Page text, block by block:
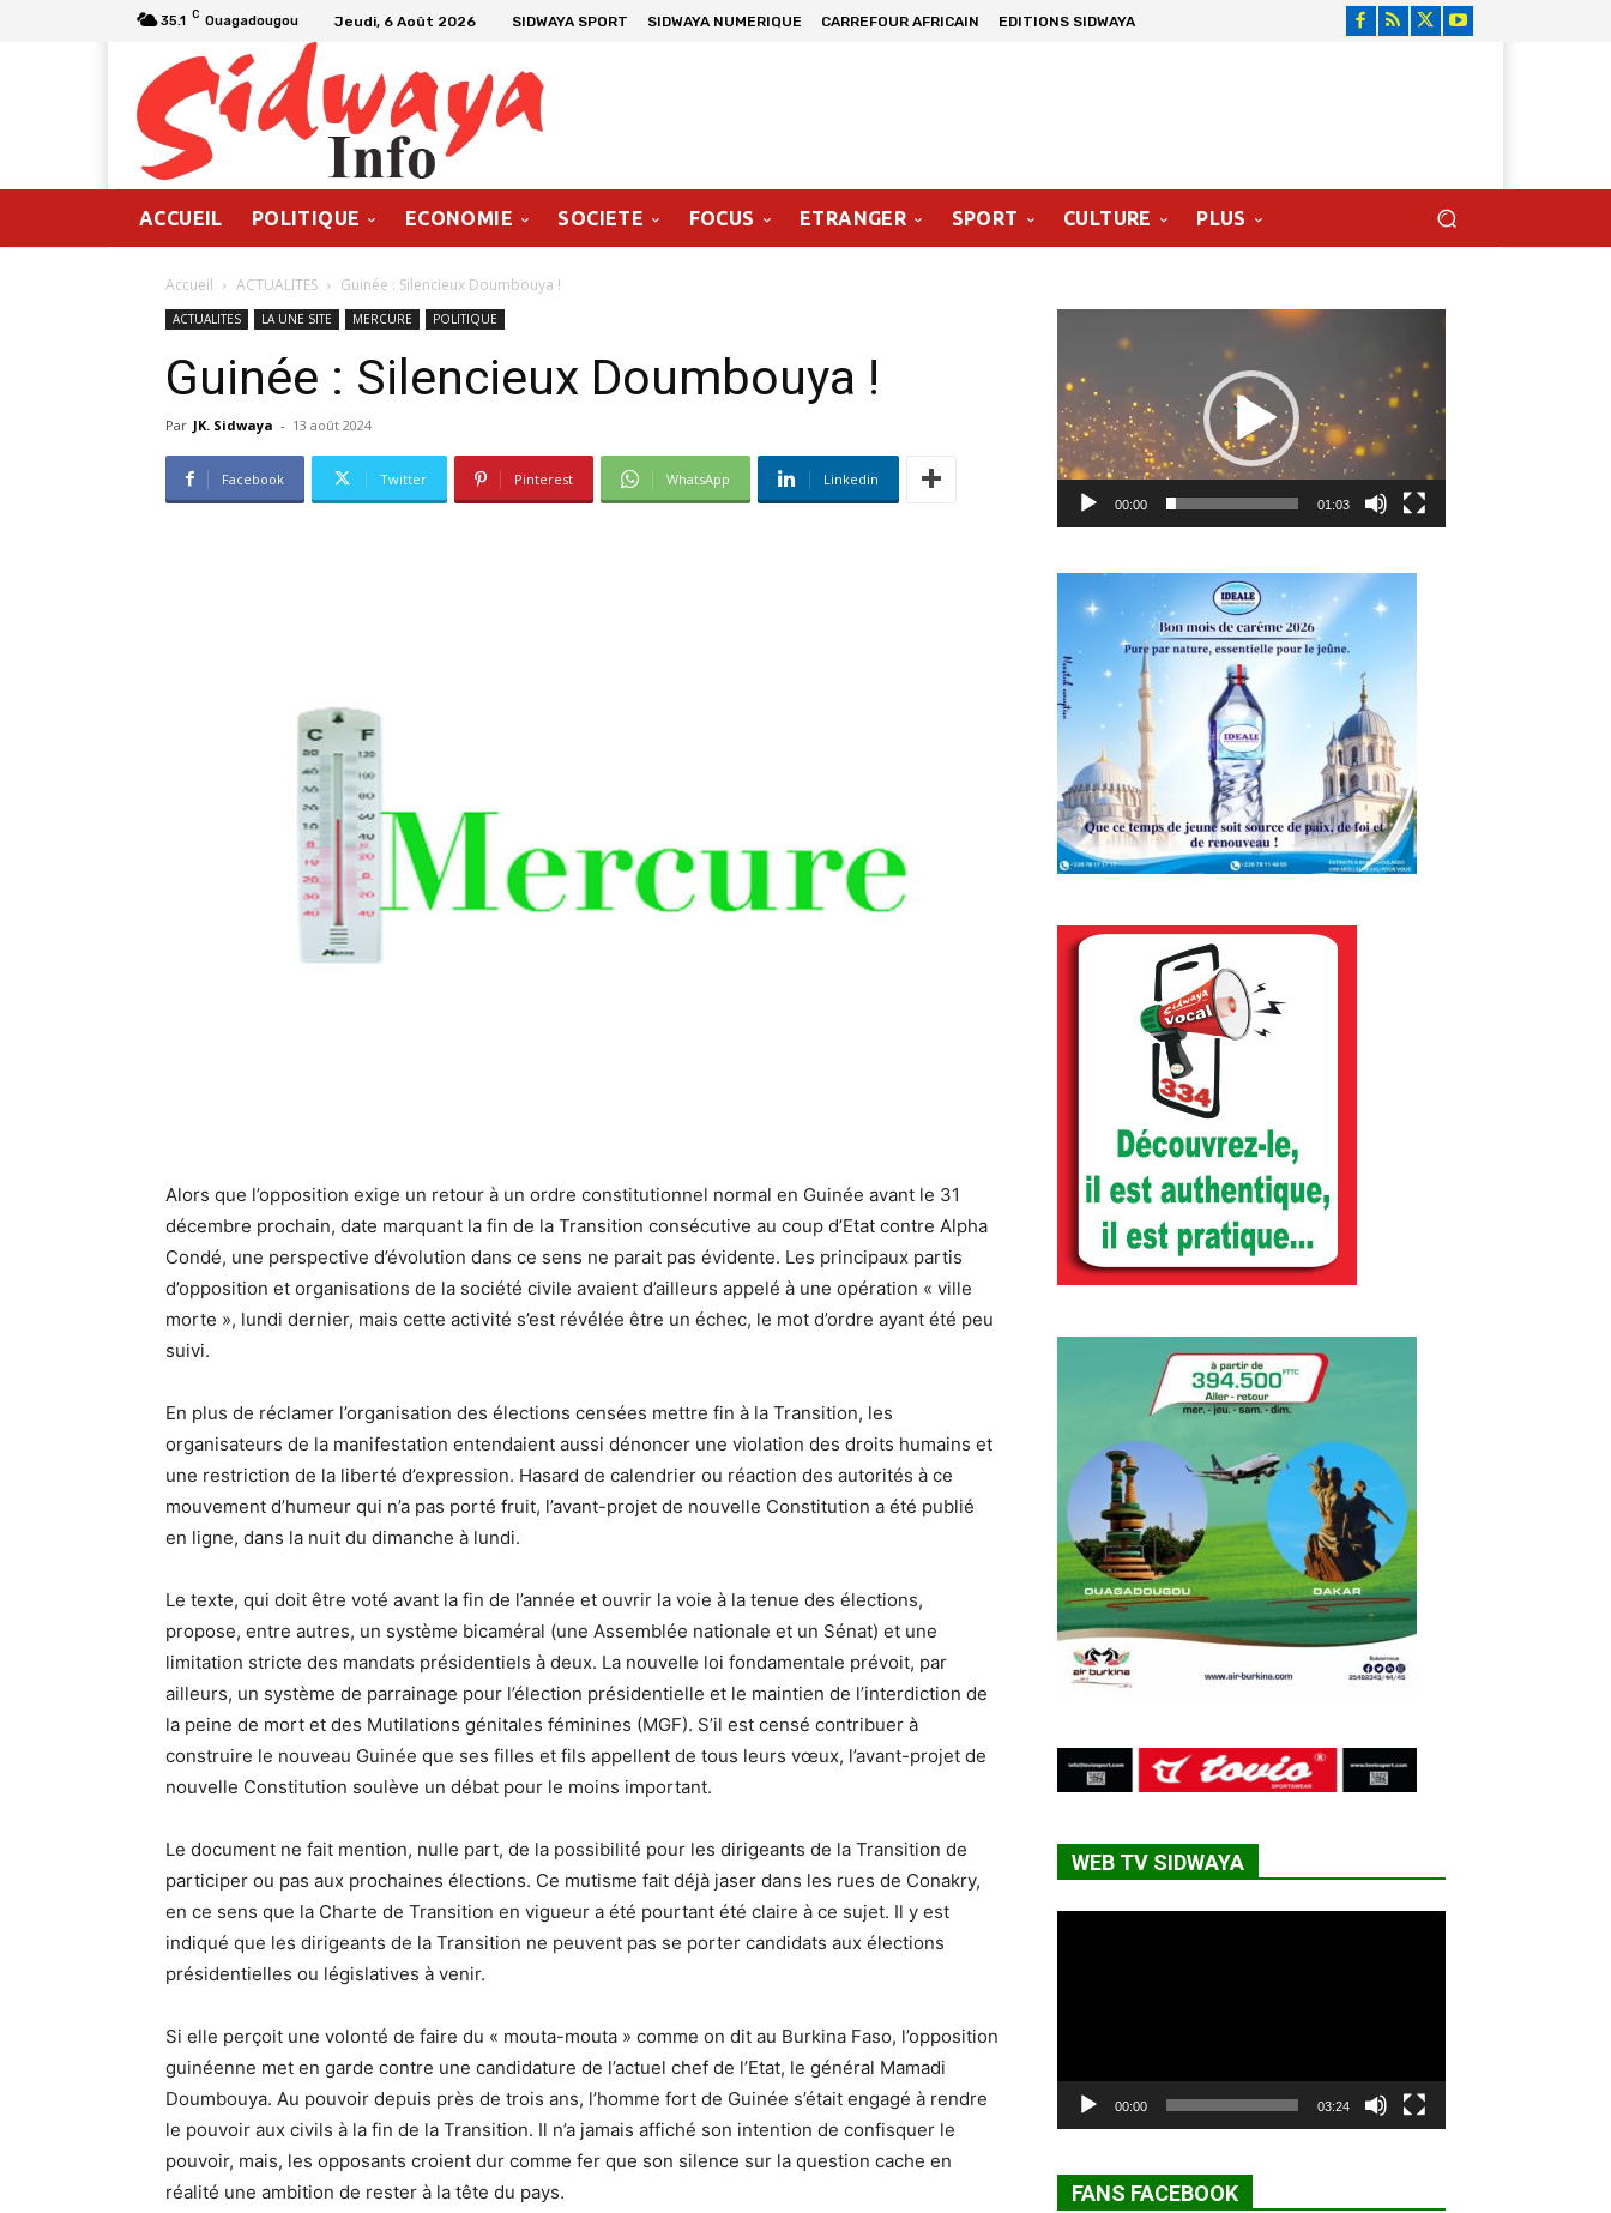
35.1 C Ouagadougou Jeudi, 6 Août 2026 SIDWAYA SPORT SIDWAYA NUMERIQUE CARREFOUR AFRICAIN EDITIONS SIDWAYA
ACCUEIL POLITIQUE ECONOMIE SOCIETE FOCUS ETRANGER SPORT CULTURE PLUS
Accueil ACTUALITES Guinée : Silencieux Doumbouya !
ACTUALITES LA UNE SITE MERCURE POLITIQUE
Guinée : Silencieux Doumbouya !
Par JK. Sidwaya - 13 août 2024
Facebook Twitter Pinterest WhatsApp Linkedin
Alors que l’opposition exige un retour à un ordre constitutionnel normal en Guinée avant le 31
décembre prochain, date marquant la fin de la Transition consécutive au coup d’Etat contre Alpha
Condé, une perspective d’évolution dans ce sens ne parait pas évidente. Les principaux partis
d’opposition et organisations de la société civile avaient d’ailleurs appelé à une opération « ville
morte », lundi dernier, mais cette activité s’est révélée être un échec, le mot d’ordre ayant été peu
suivi.
En plus de réclamer l’organisation des élections censées mettre fin à la Transition, les
organisateurs de la manifestation entendaient aussi dénoncer une violation des droits humains et
une restriction de la liberté d’expression. Hasard de calendrier ou réaction des autorités à ce
mouvement d’humeur qui n’a pas porté fruit, l’avant-projet de nouvelle Constitution a été publié
en ligne, dans la nuit du dimanche à lundi.
Le texte, qui doit être voté avant la fin de l’année et ouvrir la voie à la tenue des élections,
propose, entre autres, un système bicaméral (une Assemblée nationale et un Sénat) et une
limitation stricte des mandats présidentiels à deux. La nouvelle loi fondamentale prévoit, par
ailleurs, un système de parrainage pour l’élection présidentielle et le maintien de l’interdiction de
la peine de mort et des Mutilations génitales féminines (MGF). S’il est censé contribuer à
construire le nouveau Guinée que ses filles et fils appellent de tous leurs vœux, l’avant-projet de
nouvelle Constitution soulève un débat pour le moins important.
Le document ne fait mention, nulle part, de la possibilité pour les dirigeants de la Transition de
participer ou pas aux prochaines élections. Ce mutisme fait déjà jaser dans les rues de Conakry,
en ce sens que la Charte de Transition en vigueur a été pourtant été claire à ce sujet. Il y est
indiqué que les dirigeants de la Transition ne peuvent pas se porter candidats aux élections
présidentielles ou législatives à venir.
Si elle perçoit une volonté de faire du « mouta-mouta » comme on dit au Burkina Faso, l’opposition
guinéenne met en garde contre une candidature de l’actuel chef de l’Etat, le général Mamadi
Doumbouya. Au pouvoir depuis près de trois ans, l’homme fort de Guinée s’était engagé à rendre
le pouvoir aux civils à la fin de la Transition. Il n’a jamais affiché son intention de confisquer le
pouvoir, mais, les opposants croient dur comme fer que son silence sur la question cache en
réalité une ambition de rester à la tête du pays.
00:00 01:03
WEB TV SIDWAYA
00:00 03:24
FANS FACEBOOK